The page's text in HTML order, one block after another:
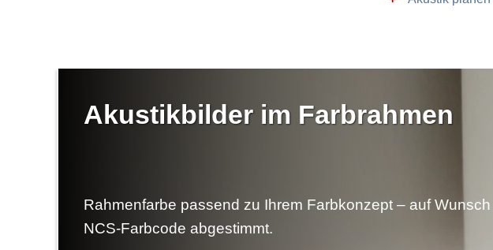
Akustikbilder im Farbrahmen
Rahmenfarbe passend zu Ihrem Farbkonzept – auf
NCS-Farbcode abgestimmt.